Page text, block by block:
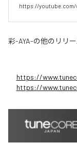
https://youtube.com/
彩-AYA-の他のリリー
https://
https://